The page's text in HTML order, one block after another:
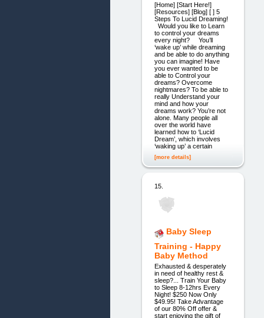
[Home] [Start Here!]
[Resources] [Blog] [ ] 5
Steps To Lucid Dreaming!
Would you like to Learn
to control your dreams
every night? You’ll
‘wake up’ while dreaming
and be able to do anything
you can imagine! Have
you ever wanted to be
able to Control your
dreams? Overcome
nightmares? To be able to
really Understand your
mind and how your
dreams work? You’re not
alone. Many people all
over the world have
learned how to ‘Lucid
Dream’, which involves
‘waking up’ a certain
[more details]
15.
Baby Sleep
Training - Happy
Baby Method
Exhausted & desperately
in need of healthy rest &
sleep?... Train Your Baby
to Sleep 8-12hrs Every
Night! $250 Now Only
$49.95! Take Advantage
of our 80% Off offer &
start enjoying the gift of